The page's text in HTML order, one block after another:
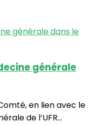
générale
en lien avec le
de l’UFR...